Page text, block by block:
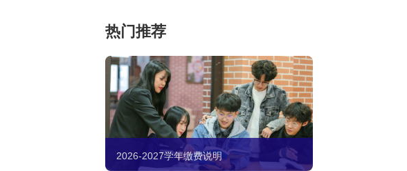
2026-2027学年缴费说明